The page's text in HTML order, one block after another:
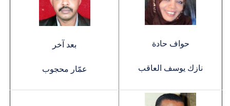
حواف حادة
نازك يوسف العاقب
بعد آخر
عمّار محجوب